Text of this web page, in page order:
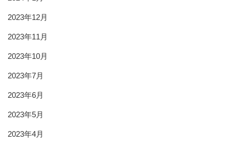
2023年12月
2023年11月
2023年10月
2023年7月
2023年6月
2023年5月
2023年4月